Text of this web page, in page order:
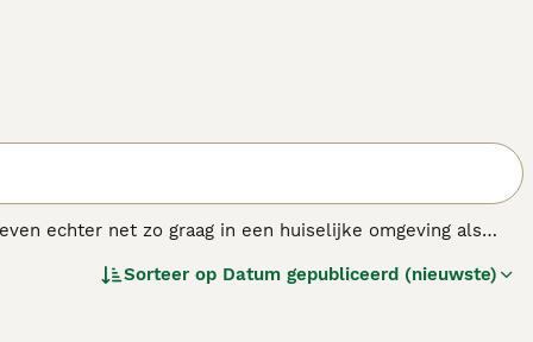
echter net zo graag in een huiselijke omgeving als
omdat ze gefokt zijn om de hele dag
Sorteer op Datum gepubliceerd (nieuwste)